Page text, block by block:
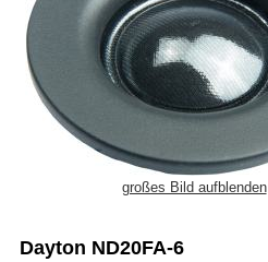
großes Bild aufblenden
Dayton ND20FA-6